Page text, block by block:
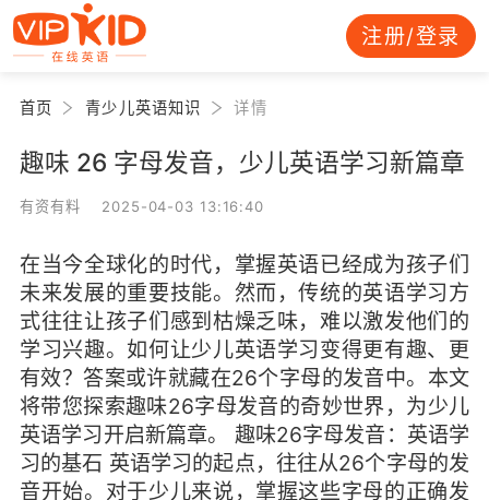
注册/登录
首页 青少儿英语知识 详情
趣味 26 字母发音，少儿英语学习新篇章
有资有料 2025-04-03 13:16:40
在当今全球化的时代，掌握英语已经成为孩子们
未来发展的重要技能。然而，传统的英语学习方
式往往让孩子们感到枯燥乏味，难以激发他们的
学习兴趣。如何让少儿英语学习变得更有趣、更
有效？答案或许就藏在26个字母的发音中。本文
将带您探索趣味26字母发音的奇妙世界，为少儿
英语学习开启新篇章。 趣味26字母发音：英语学
习的基石 英语学习的起点，往往从26个字母的发
音开始。对于少儿来说，掌握这些字母的正确发